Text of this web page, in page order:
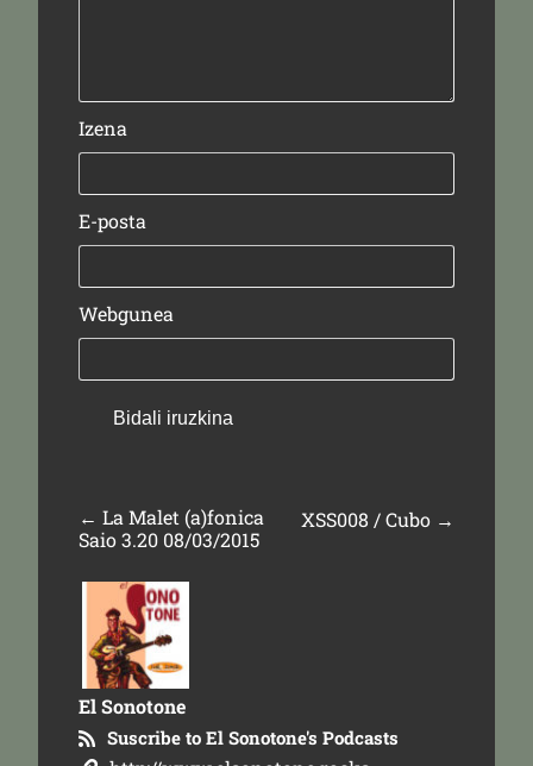
Izena
E-posta
Webgunea
← La Malet (a)fonica
Saio 3.20 08/03/2015
XSS008 / Cubo →
El Sonotone
Suscribe to El Sonotone's Podcasts